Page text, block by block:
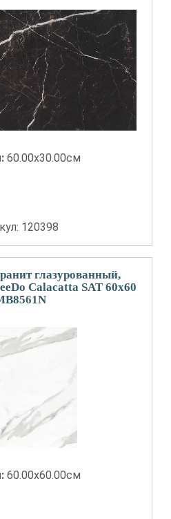
60.00x30.00см
120398
глазурованный,
Calacatta SAT 60x60
60.00x60.00см